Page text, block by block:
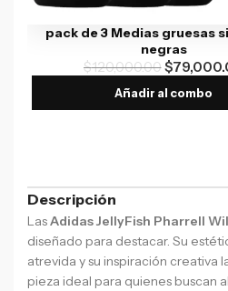
pack de 3 Medias gruesas
negras
$120,000.00$
Añadir al combo
Descripción
LasAdidas JellyFish Pharrell
diseñado para destacar. Su
atrevida y su inspiración creativa
pieza ideal para quienes buscan